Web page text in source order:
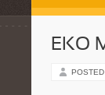
EKO